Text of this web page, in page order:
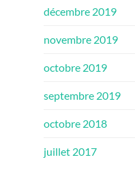
décembre 2019
novembre 2019
octobre 2019
septembre 2019
octobre 2018
juillet 2017